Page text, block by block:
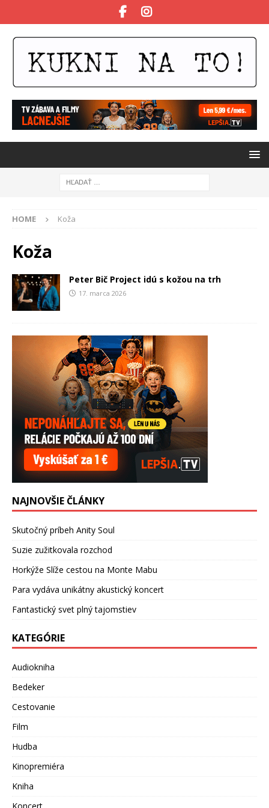
HOME Koža
Koža
Peter Bič Project idú s kožou na trh
17. marca 2026
NAJNOVŠIE ČLÁNKY
Skutočný príbeh Anity Soul
Suzie zužitkovala rozchod
Horkýže Slíže cestou na Monte Mabu
Para vydáva unikátny akustický koncert
Fantastický svet plný tajomstiev
KATEGÓRIE
Audiokniha
Bedeker
Cestovanie
Film
Hudba
Kinopremiéra
Kniha
Koncert